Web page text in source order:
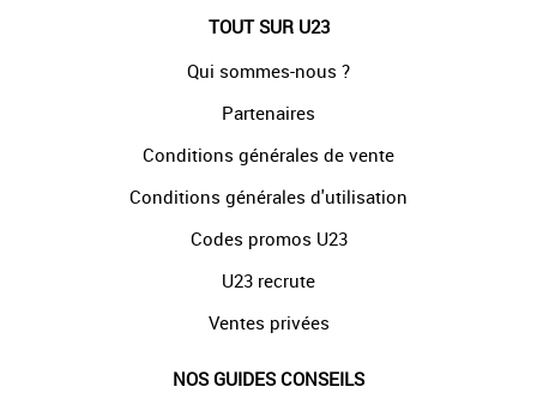
TOUT SUR U23
Qui sommes-nous ?
Partenaires
Conditions générales de vente
Conditions générales d'utilisation
Codes promos U23
U23 recrute
Ventes privées
NOS GUIDES CONSEILS